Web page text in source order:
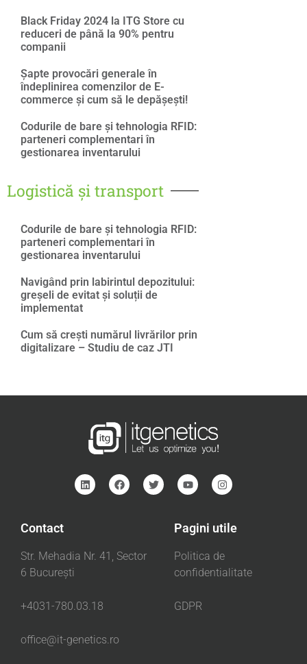
Black Friday 2024 la ITG Store cu
reduceri de până la 90% pentru
companii
Șapte provocări generale în
îndeplinirea comenzilor de E-
commerce și cum să le depășești!
Codurile de bare și tehnologia RFID:
parteneri complementari în
gestionarea inventarului
Logistică și transport
Codurile de bare și tehnologia RFID:
parteneri complementari în
gestionarea inventarului
Navigând prin labirintul depozitului:
greșeli de evitat și soluții de
implementat
Cum să crești numărul livrărilor prin
digitalizare – Studiu de caz JTI
Contact
Str. Mehadia Nr. 41, Sector
6 București
+4031-780.03.18
office@it-genetics.ro
Pagini utile
Politica de
confidentialitate
GDPR